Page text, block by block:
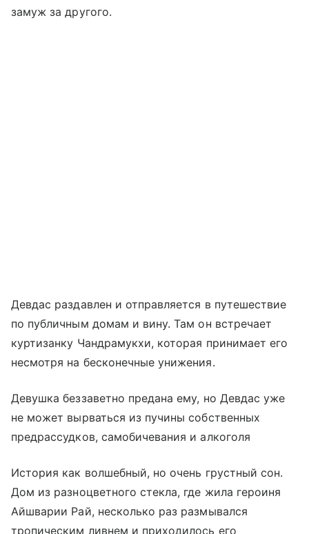
замуж за другого.
Девдас раздавлен и отправляется в путешествие
по публичным домам и вину. Там он встречает
куртизанку Чандрамукхи, которая принимает его
несмотря на бесконечные унижения.
Девушка беззаветно предана ему, но Девдас уже
не может вырваться из пучины собственных
предрассудков, самобичевания и алкоголя
История как волшебный, но очень грустный сон.
Дом из разноцветного стекла, где жила героиня
Айшварии Рай, несколько раз размывался
тропическим ливнем и приходилось его